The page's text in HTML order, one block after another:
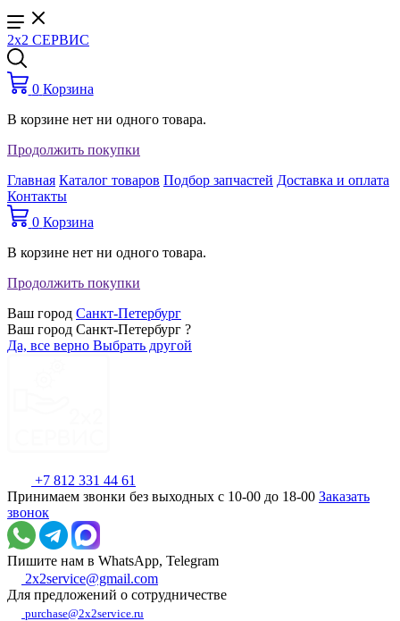
2x2 СЕРВИС
0 Корзина
В корзине нет ни одного товара.
Продолжить покупки
Главная Каталог товаров Подбор запчастей Доставка и оплата
Контакты
0 Корзина
В корзине нет ни одного товара.
Продолжить покупки
Ваш город Санкт-Петербург
Ваш город Санкт-Петербург ?
Да, все верно Выбрать другой
+7 812 331 44 61
Принимаем звонки без выходных с 10-00 до 18-00 Заказать
звонок
Пишите нам в WhatsApp, Telegram
2x2service@gmail.com
Для предложений о сотрудничестве
purchase@2x2service.ru